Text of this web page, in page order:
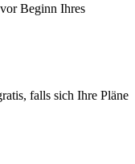
Beginn Ihres
falls sich Ihre Pläne